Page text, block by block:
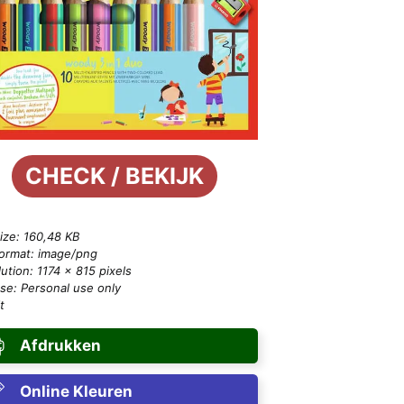
CHECK / BEKIJK
160,48 KB
image/png
1174 × 815 pixels
Personal use only
Afdrukken
Online Kleuren